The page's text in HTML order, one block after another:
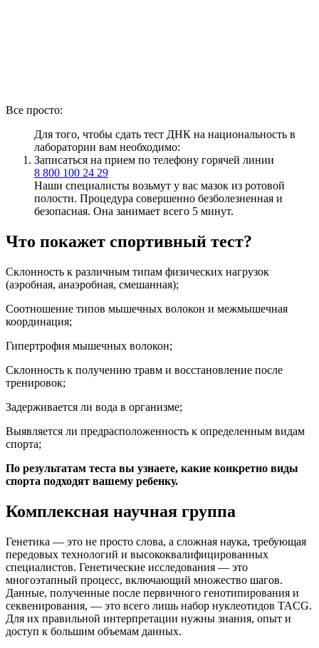
Все просто:
Для того, чтобы сдать тест ДНК на национальность в
лаборатории вам необходимо:
Записаться на прием по телефону горячей линии
8 800 100 24 29
Наши специалисты возьмут у вас мазок из ротовой
полости. Процедура совершенно безболезненная и
безопасная. Она занимает всего 5 минут.
Что покажет спортивный тест?
Склонность к различным типам физических нагрузок
(аэробная, анаэробная, смешанная);
Соотношение типов мышечных волокон и межмышечная
координация;
Гипертрофия мышечных волокон;
Склонность к получению травм и восстановление после
тренировок;
Задерживается ли вода в организме;
Выявляется ли предрасположенность к определенным видам
спорта;
По результатам теста вы узнаете, какие конкретно виды
спорта подходят вашему ребенку.
Комплексная научная группа
Генетика — это не просто слова, а сложная наука, требующая
передовых технологий и высококвалифицированных
специалистов. Генетические исследования — это
многоэтапный процесс, включающий множество шагов.
Данные, полученные после первичного генотипирования и
секвенирования, — это всего лишь набор нуклеотидов TACG.
Для их правильной интерпретации нужны знания, опыт и
доступ к большим объемам данных.